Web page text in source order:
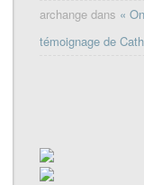
archange dans «
témoignage de